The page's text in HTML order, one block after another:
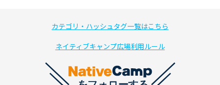
カテゴリ・ハッシュタグ一覧はこちら
ネイティブキャンプ広場利用ルール